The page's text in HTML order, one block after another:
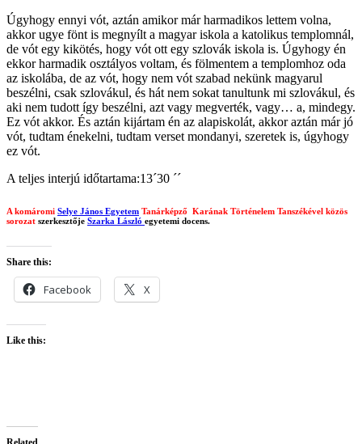
Úgyhogy ennyi vót, aztán amikor már harmadikos lettem volna,
akkor ugye fönt is megnyílt a magyar iskola a katolikus templomnál,
de vót egy kikötés, hogy vót ott egy szlovák iskola is. Úgyhogy én
ekkor harmadik osztályos voltam, és fölmentem a templomhoz oda
az iskolába, de az vót, hogy nem vót szabad nekünk magyarul
beszélni, csak szlovákul, és hát nem sokat tanultunk mi szlovákul, és
aki nem tudott így beszélni, azt vagy megverték, vagy… a, mindegy.
Ez vót akkor. És aztán kijártam én az alapiskolát, akkor aztán már jó
vót, tudtam énekelni, tudtam verset mondanyi, szeretek is, úgyhogy
ez vót.
A teljes interjú időtartama:13´30 ´´
A komáromi Selye János Egyetem Tanárképző Karának Történelem Tanszékével közös
sorozat szerkesztője Szarka László egyetemi docens.
Share this:
Facebook X
Like this: